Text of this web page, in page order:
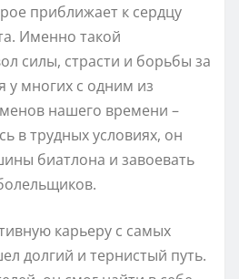
приближает к сердцу
Именно такой
силы, страсти и борьбы за
у многих с одним из
нашего времени –
в трудных условиях, он
биатлона и завоевать
карьеру с самых
долгий и тернистый путь.